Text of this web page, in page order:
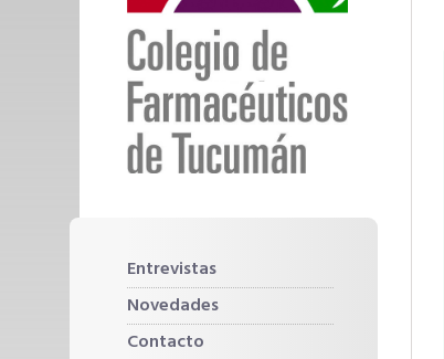
Entrevistas
Novedades
Contacto